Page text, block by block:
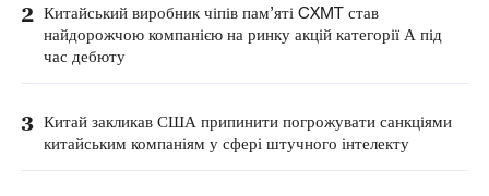
2 Китайський виробник чіпів пам’яті CXMT став
найдорожчою компанією на ринку акцій категорії А під
час дебюту
3 Китай закликав США припинити погрожувати санкціями
китайським компаніям у сфері штучного інтелекту